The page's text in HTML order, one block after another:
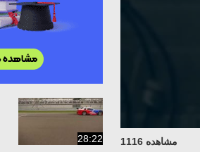
مشاهده 1116 28:22